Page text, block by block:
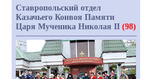
Ставропольский отдел
Казачьего Конвоя Памяти
Царя Мученика Николая II (98)